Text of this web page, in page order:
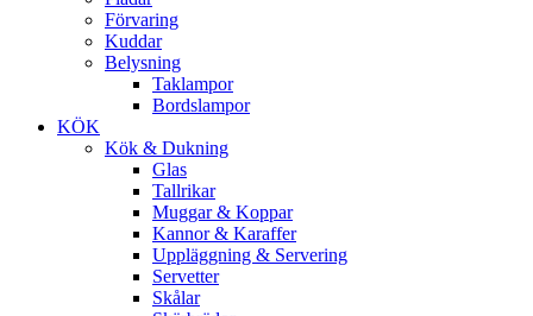
Förvaring
Kuddar
Belysning
Taklampor
Bordslampor
KÖK
Kök & Dukning
Glas
Tallrikar
Muggar & Koppar
Kannor & Karaffer
Uppläggning & Servering
Servetter
Skålar